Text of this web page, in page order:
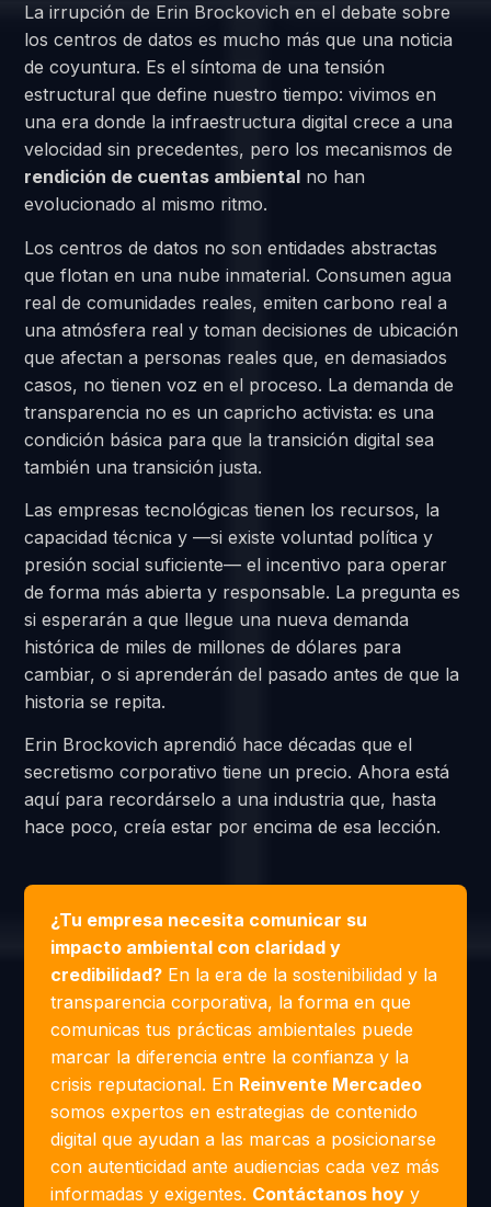
La irrupción de Erin Brockovich en el debate sobre
los centros de datos es mucho más que una noticia
de coyuntura. Es el síntoma de una tensión
estructural que define nuestro tiempo: vivimos en
una era donde la infraestructura digital crece a una
velocidad sin precedentes, pero los mecanismos de
rendición de cuentas ambiental no han
evolucionado al mismo ritmo.
Los centros de datos no son entidades abstractas
que flotan en una nube inmaterial. Consumen agua
real de comunidades reales, emiten carbono real a
una atmósfera real y toman decisiones de ubicación
que afectan a personas reales que, en demasiados
casos, no tienen voz en el proceso. La demanda de
transparencia no es un capricho activista: es una
condición básica para que la transición digital sea
también una transición justa.
Las empresas tecnológicas tienen los recursos, la
capacidad técnica y —si existe voluntad política y
presión social suficiente— el incentivo para operar
de forma más abierta y responsable. La pregunta es
si esperarán a que llegue una nueva demanda
histórica de miles de millones de dólares para
cambiar, o si aprenderán del pasado antes de que la
historia se repita.
Erin Brockovich aprendió hace décadas que el
secretismo corporativo tiene un precio. Ahora está
aquí para recordárselo a una industria que, hasta
hace poco, creía estar por encima de esa lección.
¿Tu empresa necesita comunicar su
impacto ambiental con claridad y
credibilidad? En la era de la sostenibilidad y la
transparencia corporativa, la forma en que
comunicas tus prácticas ambientales puede
marcar la diferencia entre la confianza y la
crisis reputacional. En Reinvente Mercadeo
somos expertos en estrategias de contenido
digital que ayudan a las marcas a posicionarse
con autenticidad ante audiencias cada vez más
informadas y exigentes. Contáctanos hoy y